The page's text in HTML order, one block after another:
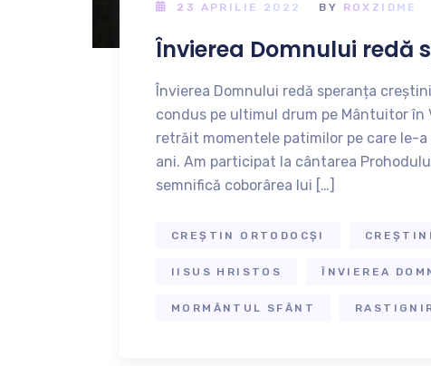
23 APRILIE 2022 BY ROXZIDME
Învierea Domnului redă
Învierea Domnului redă speranța
condus pe ultimul drum pe Mântuitor în
retrăit momentele patimilor pe care le-
ani. Am participat la cântarea
semnifică coborârea lui […]
CREȘTIN ORTODOCȘI CREȘTINI
IISUS HRISTOS ÎNVIEREA
MORMÂNTUL SFÂNT